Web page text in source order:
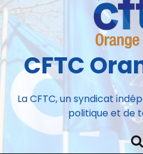
CFTC
La CFTC, un syndicat
politique et de